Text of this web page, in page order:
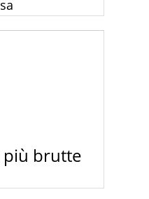
moda, la coda di
per te.
più brutte